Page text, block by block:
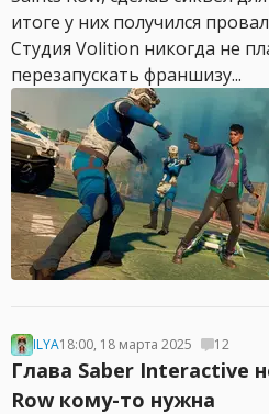
итоге у них получился
Студия Volition никогда не
перезапускать франшизу...
ILYA18:00, 18 марта 2025 12
Глава Saber Interactive
Row кому-то нужна